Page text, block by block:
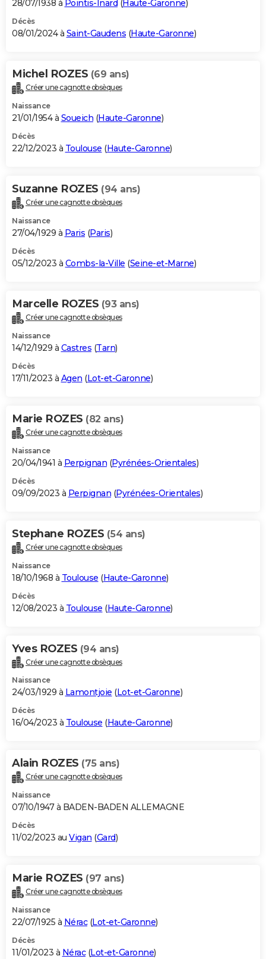
28/07/1938 à Pointis-Inard (Haute-Garonne)
Décès
08/01/2024 à Saint-Gaudens (Haute-Garonne)
Michel ROZES (69 ans)
Créer une cagnotte obsèques
Naissance
21/01/1954 à Soueich (Haute-Garonne)
Décès
22/12/2023 à Toulouse (Haute-Garonne)
Suzanne ROZES (94 ans)
Créer une cagnotte obsèques
Naissance
27/04/1929 à Paris (Paris)
Décès
05/12/2023 à Combs-la-Ville (Seine-et-Marne)
Marcelle ROZES (93 ans)
Créer une cagnotte obsèques
Naissance
14/12/1929 à Castres (Tarn)
Décès
17/11/2023 à Agen (Lot-et-Garonne)
Marie ROZES (82 ans)
Créer une cagnotte obsèques
Naissance
20/04/1941 à Perpignan (Pyrénées-Orientales)
Décès
09/09/2023 à Perpignan (Pyrénées-Orientales)
Stephane ROZES (54 ans)
Créer une cagnotte obsèques
Naissance
18/10/1968 à Toulouse (Haute-Garonne)
Décès
12/08/2023 à Toulouse (Haute-Garonne)
Yves ROZES (94 ans)
Créer une cagnotte obsèques
Naissance
24/03/1929 à Lamontjoie (Lot-et-Garonne)
Décès
16/04/2023 à Toulouse (Haute-Garonne)
Alain ROZES (75 ans)
Créer une cagnotte obsèques
Naissance
07/10/1947 à BADEN-BADEN ALLEMAGNE
Décès
11/02/2023 au Vigan (Gard)
Marie ROZES (97 ans)
Créer une cagnotte obsèques
Naissance
22/07/1925 à Nérac(Lot-et-Garonne)
Décès
11/01/2023 à Nérac(Lot-et-Garonne)